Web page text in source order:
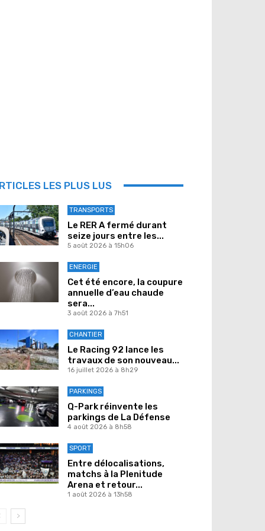
LES PLUS LUS
TRANSPORTS
Le RER A fermé durant
seize jours entre les...
5 août 2026 à 15h06
ENERGIE
Cet été encore, la coupure
annuelle d’eau chaude
sera...
3 août 2026 à 7h51
CHANTIER
Le Racing 92 lance les
travaux de son nouveau...
16 juillet 2026 à 8h29
PARKINGS
Q-Park réinvente les
parkings de La Défense
4 août 2026 à 8h58
SPORT
Entre délocalisations,
matchs à la Plenitude
Arena et retour...
1 août 2026 à 13h58